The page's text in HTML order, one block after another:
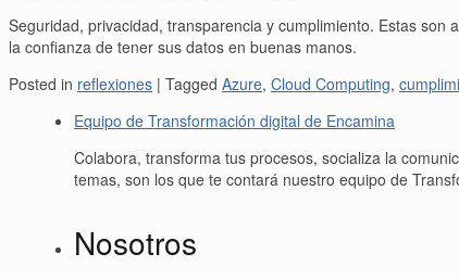
Seguridad, privacidad, transparencia y cumplimiento. Estas
la confianza de tener sus datos en buenas manos.
Posted in reflexiones | Tagged Azure, Cloud Computing,
Equipo de Transformación digital de Encamina
Colabora, transforma tus procesos, socializa la
temas, son los que te contará nuestro equipo de
Nosotros